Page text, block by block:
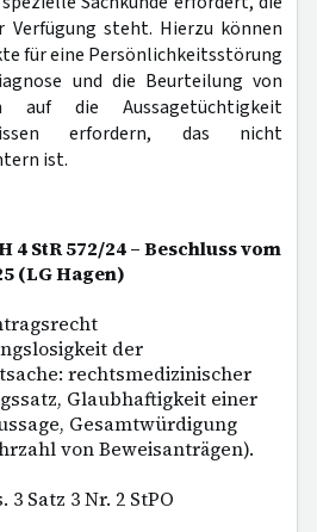
steht. Hierzu können
für eine Persönlichkeitsstörung
und die Beurteilung von
auf die Aussagetüchtigkeit
erfordern, das nicht
ist.
4 StR 572/24 – Beschluss vom
(LG Hagen)
der
rechtsmedizinischer
Glaubhaftigkeit einer
Gesamtwürdigung
von Beweisanträgen).
3 Satz 3 Nr. 2 StPO